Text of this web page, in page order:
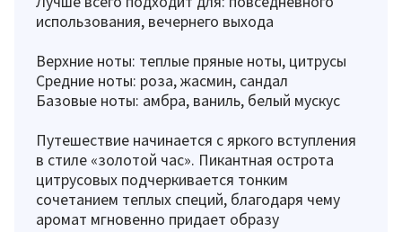
использования, вечернего выхода
Верхние ноты: теплые пряные ноты, цитрусы
Средние ноты: роза, жасмин, сандал
Базовые ноты: амбра, ваниль, белый мускус
Путешествие начинается с яркого вступления
в стиле «золотой час». Пикантная острота
цитрусовых подчеркивается тонким
сочетанием теплых специй, благодаря чему
аромат мгновенно придает образу